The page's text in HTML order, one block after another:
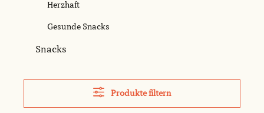
Herzhaft
Gesunde Snacks
Snacks
Produkte filtern